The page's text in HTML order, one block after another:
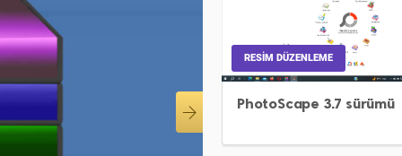
RESIM DÜZENLEME
PhotoScape 3.7 sürümü